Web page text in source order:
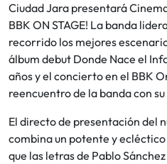
Ciudad Jara presentará
BBK ON STAGE! La banda
recorrido los mejores
álbum debut Donde Nace el
años y el concierto en el BBK
reencuentro de la banda con
El directo de presentación del
combina un potente y
que las letras de Pablo